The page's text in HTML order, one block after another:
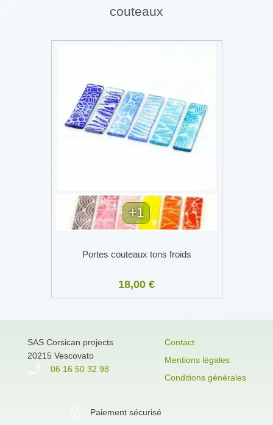
couteaux
+1
Portes couteaux tons froids
18,00 €
SAS Corsican projects
20215 Vescovato
06 16 50 32 98
Contact
Mentions légales
Conditions générales
Paiement sécurisé